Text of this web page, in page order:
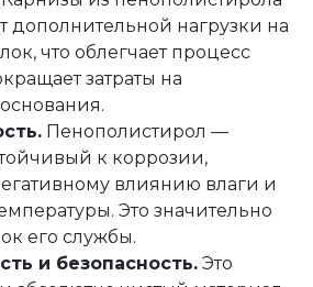
дополнительной нагрузки на
что облегчает процесс
затраты на
Пенополистирол —
к коррозии,
влиянию влаги и
Это значительно
его службы.
и безопасность. Это